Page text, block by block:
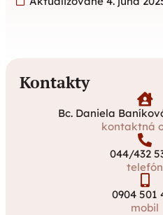
Kontakty
Bc. Daniela
kontaktná
044/432
telefón
0904 501
mobil